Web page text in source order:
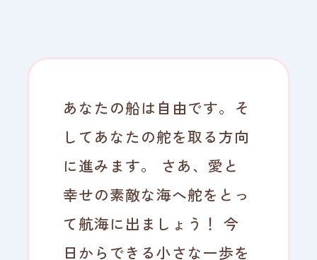
あなたの船は自由です。そ
してあなたの舵を取る方向
に進みます。 さあ、愛と
幸せの素敵な海へ舵をとっ
て航海に出ましょう！ 今
日からできる小さな一歩を